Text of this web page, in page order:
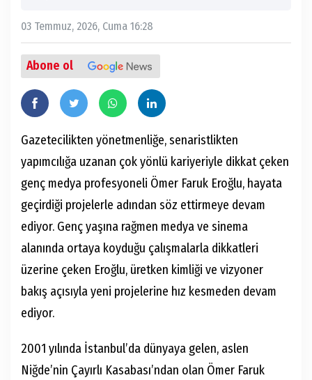
03 Temmuz, 2026, Cuma 16:28
Abone ol
Gazetecilikten yönetmenliğe, senaristlikten
yapımcılığa uzanan çok yönlü kariyeriyle dikkat çeken
genç medya profesyoneli Ömer Faruk Eroğlu, hayata
geçirdiği projelerle adından söz ettirmeye devam
ediyor. Genç yaşına rağmen medya ve sinema
alanında ortaya koyduğu çalışmalarla dikkatleri
üzerine çeken Eroğlu, üretken kimliği ve vizyoner
bakış açısıyla yeni projelerine hız kesmeden devam
ediyor.
2001 yılında İstanbul’da dünyaya gelen, aslen
Niğde’nin Çayırlı Kasabası’ndan olan Ömer Faruk